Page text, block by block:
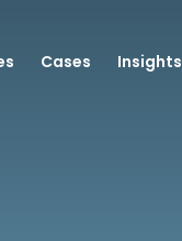
Cases Insights